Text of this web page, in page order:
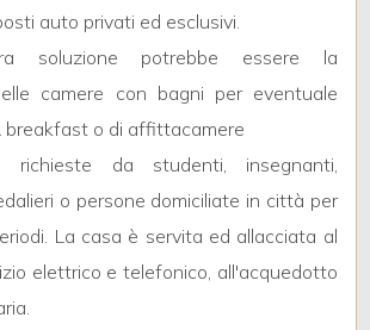
auto privati ed esclusivi.
soluzione potrebbe essere la
camere con bagni per eventuale
breakfast o di affittacamere
richieste da studenti, insegnanti,
o persone domiciliate in città per
La casa è servita ed allacciata al
elettrico e telefonico, all'acquedotto